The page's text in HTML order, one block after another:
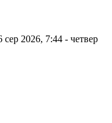
сер 2026, 7:44 - четвер